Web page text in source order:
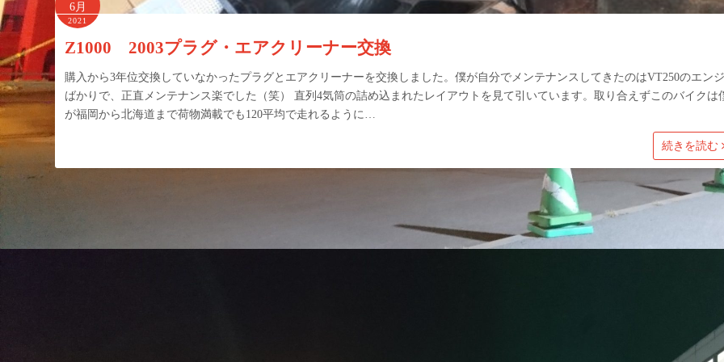
6月
2021
Z1000 2003プラグ・エアクリーナー交換
購入から3年位交換していなかったプラグとエアクリーナーを交換しました。僕が自分でメンテナンスしてきたのはVT250のエン
ばかりで、正直メンテナンス楽でした（笑） 直列4気筒の詰め込まれたレイアウトを見て引いています。取り合えずこのバイクは
が福岡から北海道まで荷物満載でも120平均で走れるように…
続きを読む